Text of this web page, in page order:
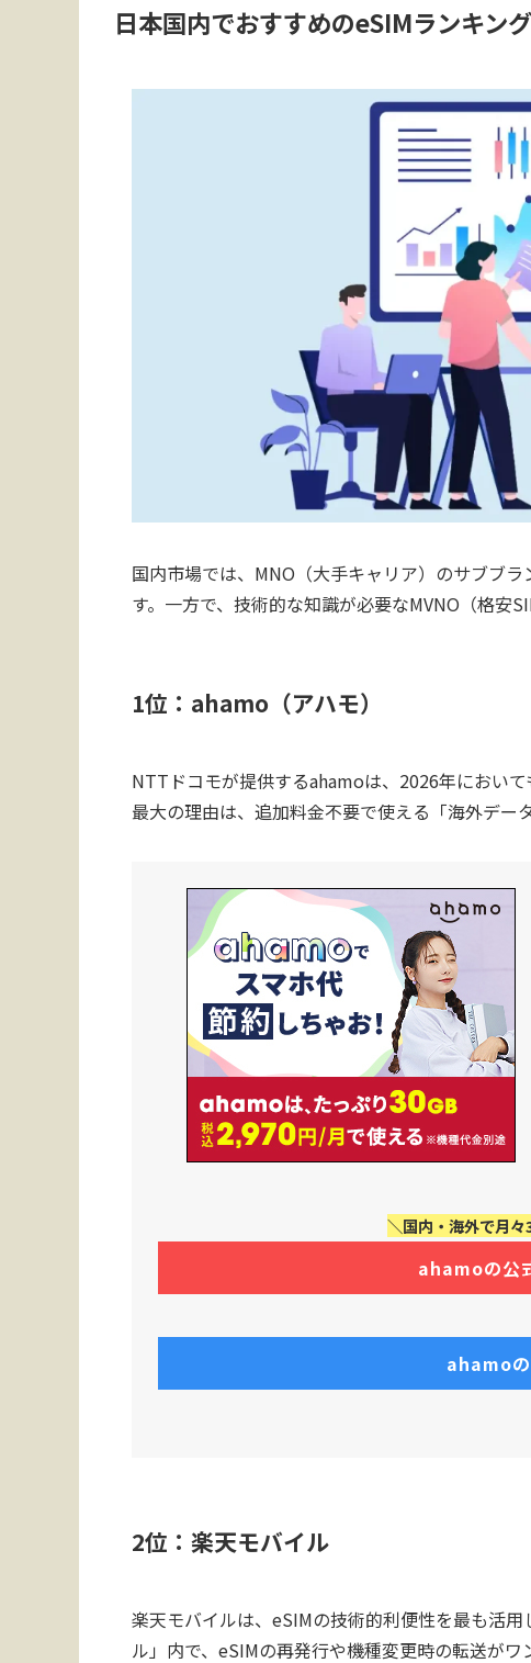
日本国内でおすすめのeSIMランキング
国内市場では、MNO（大手キャリア）のサブブ
す。一方で、技術的な知識が必要なMVNO（格安
1位：ahamo（アハモ）
NTTドコモが提供するahamoは、2026年におい
最大の理由は、追加料金不要で使える「海外デー
＼国内・海外で月
ahamoの公
ahamoの
2位：楽天モバイル
楽天モバイルは、eSIMの技術的利便性を最も活
ル」内で、eSIMの再発行や機種変更時の転送がワ